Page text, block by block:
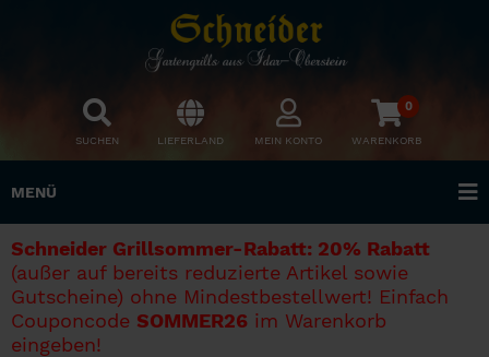
SUCHEN LIEFERLAND MEIN KONTO
0
WARENKORB
MENÜ
Schneider Grillsommer-Rabatt: 20% Rabatt
(außer auf bereits reduzierte Artikel sowie
Gutscheine) ohne Mindestbestellwert! Einfach
Couponcode SOMMER26 im Warenkorb
eingeben!